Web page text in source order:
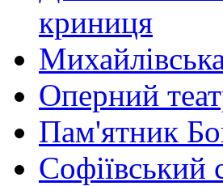
криниця
Оперний
Пам'ятник